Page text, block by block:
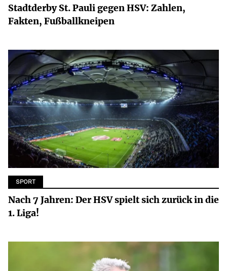
Stadtderby St. Pauli gegen HSV: Zahlen,
Fakten, Fußballkneipen
SPORT
Nach 7 Jahren: Der HSV spielt sich zurück in die
1. Liga!